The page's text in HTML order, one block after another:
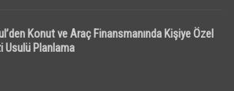
Konut ve Araç Finansmanında Kişiye Özel
Usulü Planlama